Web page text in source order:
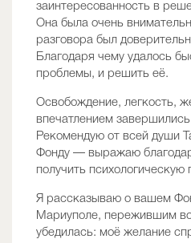
заинтересованность в
Она была очень
разговора был
Благодаря чему удалось
проблемы, и решить её.
Освобождение, легкость,
впечатлением
Рекомендую от всей души
Фонду — выражаю
получить психологическую
Я рассказываю о вашем
Мариуполе, пережившим
убедилась: моё желание